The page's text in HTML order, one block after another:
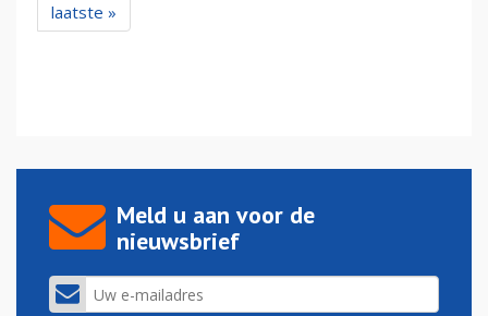
laatste »
Meld u aan voor de
nieuwsbrief